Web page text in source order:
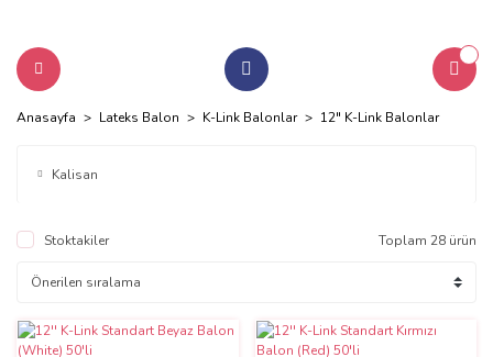
Anasayfa Lateks Balon K-Link Balonlar 12" K-Link Balonlar
Kalisan
Stoktakiler Toplam 28 ürün